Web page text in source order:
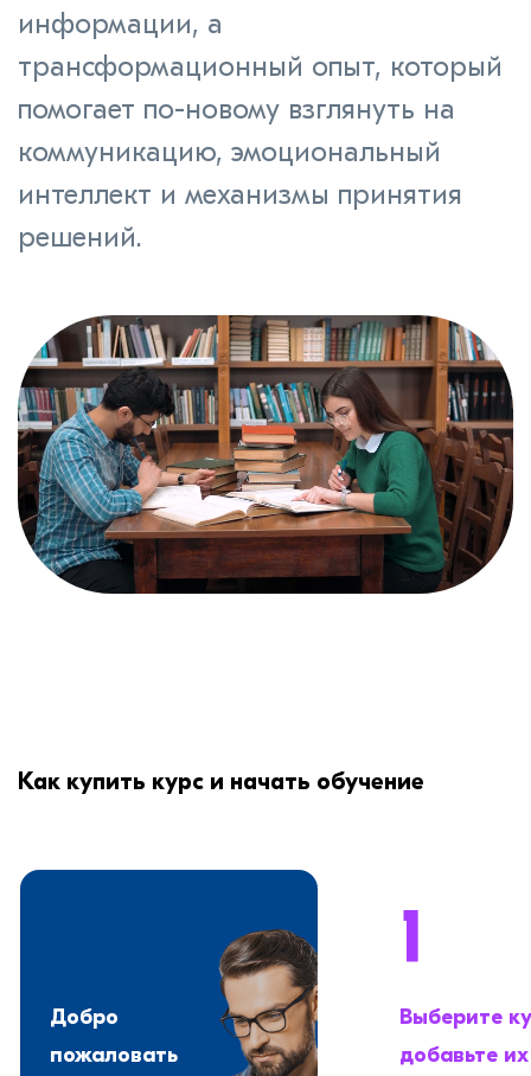
информации, а
трансформационный опыт, который
помогает по-новому взглянуть на
коммуникацию, эмоциональный
интеллект и механизмы принятия
решений.
Как купить курс и начать обучение
Добро
пожаловать
1
Выберите
добавьте